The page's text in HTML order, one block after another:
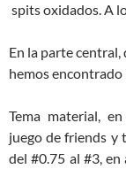
spits oxidados. A
En la parte
hemos encontrado
Tema material,
juego de friends y
del #0.75 al #3,